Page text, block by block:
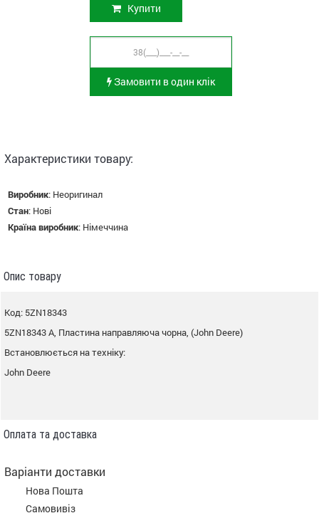
Купити
Замовити в один клік
Характеристики товару:
Виробник: Неоригинал
Стан: Нові
Країна виробник: Німеччина
Опис товару
Код: 5ZN18343
5ZN18343 A, Пластина направляюча чорна, (John Deere)
Встановлюється на техніку:
John Deere
Оплата та доставка
Варіанти доставки
Нова Пошта
Самовивіз